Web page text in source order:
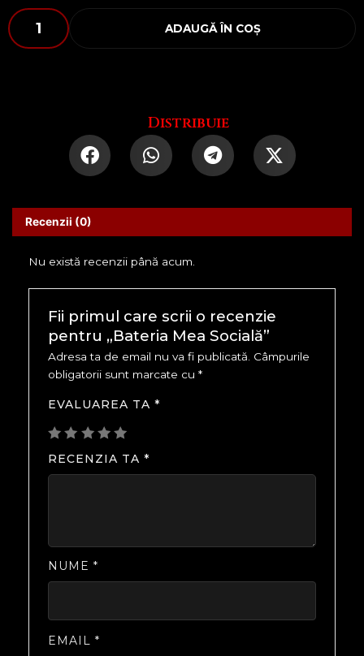
Cantitate
Bateria
Mea
ADAUGĂ ÎN COȘ
Distribuie
Recenzii (0)
Nu există recenzii până acum.
Fii primul care scrii o recenzie
pentru „Bateria Mea Socială”
Adresa ta de email nu va fi publicată. Câmpurile
obligatorii sunt marcate cu *
EVALUAREA TA *
RECENZIA TA *
NUME *
EMAIL *